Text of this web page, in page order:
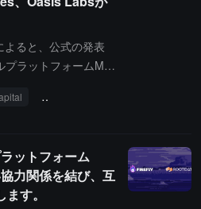
Platform（TOP）は、世界中の多
Growth Hub プログラムに参
ジェクトチームを選出しました。そ
。このプログラムは 10 週間の期間
用、開発ツールのサポートを通じて
術の深い統合を推進し、新しい世代
ルプラットフォームを構築し、業界
尽力します。
One Gas (OAOG) プロトコ
体験をもたらします。このカードの
メカニズムも組み込まれ、ユー
ドロップ活動に参加することで特典
トを導入し、ユーザーに豊富な付加
ると、公式の発表
プラットフォームMet
Ventures、
コルを統合した革新
す。このプラットフ
ン技術を組み合わせ
ットフォーム
力関係を結び、互
す。